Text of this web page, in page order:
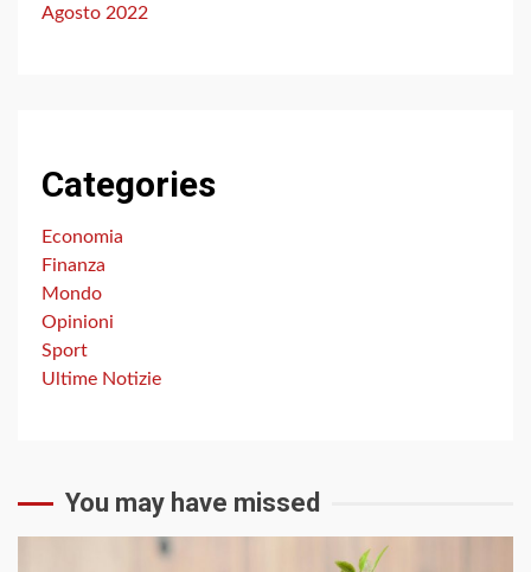
Agosto 2022
Categories
Economia
Finanza
Mondo
Opinioni
Sport
Ultime Notizie
You may have missed